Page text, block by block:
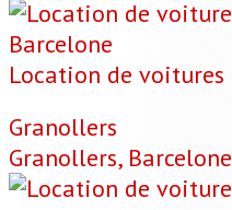
Location de voitures
Granollers
Granollers, Barcelone